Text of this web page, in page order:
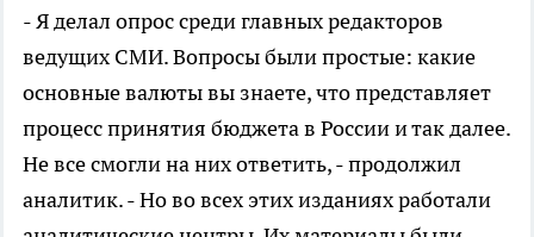
- Я делал опрос среди главных редакторов
ведущих СМИ. Вопросы были простые: какие
основные валюты вы знаете, что представляет
процесс принятия бюджета в России и так далее.
Не все смогли на них ответить, - продолжил
аналитик. - Но во всех этих изданиях работали